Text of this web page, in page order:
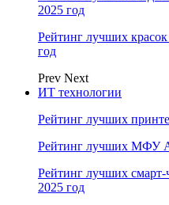
2025 год
Рейтинг лучших
год
Prev Next
ИТ технологии
Рейтинг лучших
Рейтинг лучших МФУ
Рейтинг лучших смарт-
2025 год